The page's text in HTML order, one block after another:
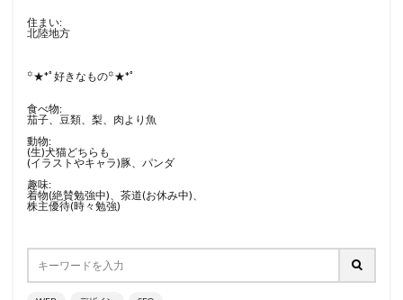
住まい:
北陸地方
꙳★*ﾟ好きなもの꙳★*ﾟ
食べ物:
茄子、豆類、梨、肉より魚
動物:
(生)犬猫どちらも
(イラストやキャラ)豚、パンダ
趣味:
着物(絶賛勉強中)、茶道(お休み中)、
株主優待(時々勉強)